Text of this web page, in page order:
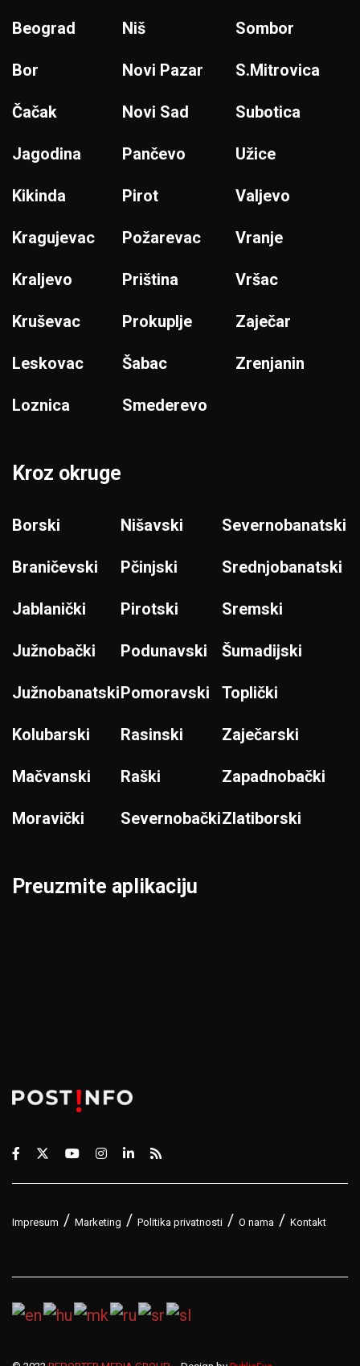
Beograd
Bor
Čačak
Jagodina
Kikinda
Kragujevac
Kraljevo
Kruševac
Leskovac
Loznica
Niš
Novi Pazar
Novi Sad
Pančevo
Pirot
Požarevac
Priština
Prokuplje
Šabac
Smederevo
Sombor
S.Mitrovica
Subotica
Užice
Valjevo
Vranje
Vršac
Zaječar
Zrenjanin
Kroz okruge
Borski
Braničevski
Jablanički
Južnobački
Južnobanatski
Kolubarski
Mačvanski
Moravički
Nišavski
Pčinjski
Pirotski
Podunavski
Pomoravski
Rasinski
Raški
Severnobački
Severnobanatski
Srednjobanatski
Sremski
Šumadijski
Toplički
Zaječarski
Zapadnobački
Zlatiborski
Preuzmite aplikaciju
Impresum Marketing Politika privatnosti O nama Kontakt